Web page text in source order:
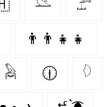
𓅎 𓅤
👨‍👨‍👧‍👧
𓅉 🕧 𓆠